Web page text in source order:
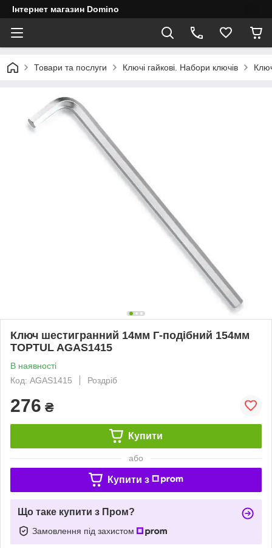
Інтернет магазин Domino
Товари та послуги Ключі гайкові. Набори ключів
Ключ шестигранний 14мм Г-подібний 154мм
TOPTUL AGAS1415
В наявності
Код: AGAS1415
Роздріб
276 ₴
Купити
або
Купити з
Що таке купити з Пром?
Замовлення під захистом